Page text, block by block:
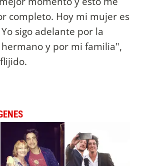
completo. Hoy mi mujer es
sigo adelante por la
y por mi familia",